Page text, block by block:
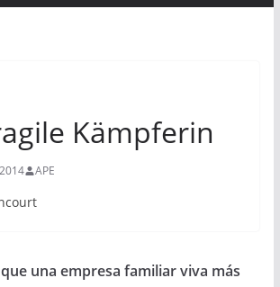
Kämpferin
APE
una empresa familiar viva más